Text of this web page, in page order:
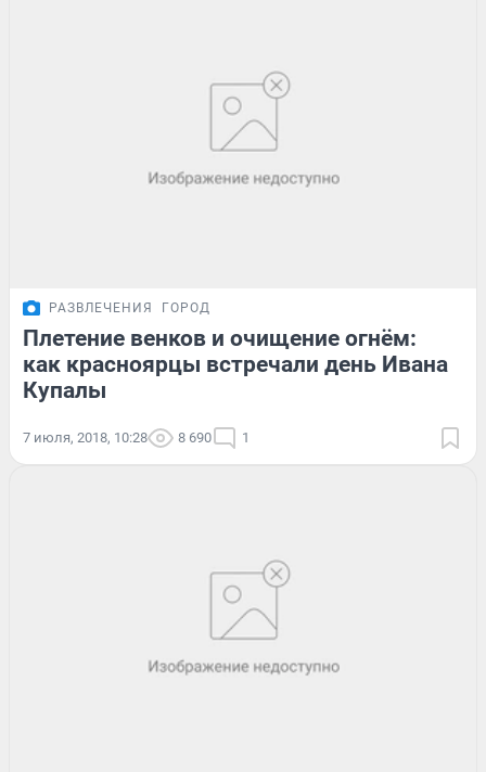
РАЗВЛЕЧЕНИЯ ГОРОД
Плетение венков и очищение огнём:
как красноярцы встречали день Ивана
Купалы
7 июля, 2018, 10:28 8 690 1